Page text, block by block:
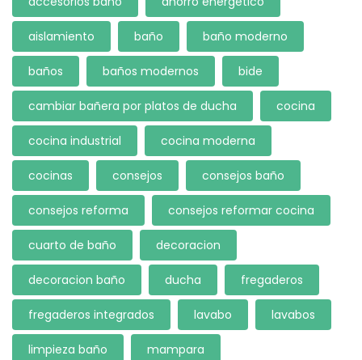
aislamiento baño baño moderno
baños baños modernos bide
cambiar bañera por platos de ducha cocina
cocina industrial cocina moderna
cocinas consejos consejos baño
consejos reforma consejos reformar cocina
cuarto de baño decoracion
decoracion baño ducha fregaderos
fregaderos integrados lavabo lavabos
limpieza baño mampara